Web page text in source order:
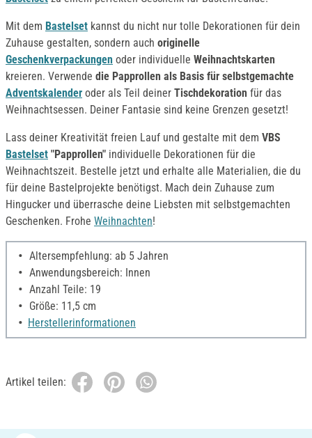
Mit dem Bastelset kannst du nicht nur tolle Dekorationen für dein
Zuhause gestalten, sondern auch originelle
Geschenkverpackungen oder individuelle Weihnachtskarten
kreieren. Verwende die Papprollen als Basis für selbstgemachte
Adventskalender oder als Teil deiner Tischdekoration für das
Weihnachtsessen. Deiner Fantasie sind keine Grenzen gesetzt!
Lass deiner Kreativität freien Lauf und gestalte mit dem VBS
Bastelset "Papprollen" individuelle Dekorationen für die
Weihnachtszeit. Bestelle jetzt und erhalte alle Materialien, die du
für deine Bastelprojekte benötigst. Mach dein Zuhause zum
Hingucker und überrasche deine Liebsten mit selbstgemachten
Geschenken. Frohe Weihnachten!
Altersempfehlung: ab 5 Jahren
Anwendungsbereich: Innen
Anzahl Teile: 19
Größe: 11,5 cm
Herstellerinformationen
Artikel teilen: